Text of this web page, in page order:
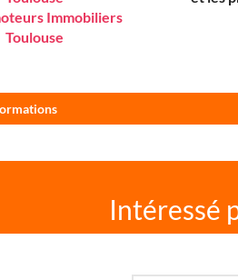
Immobiliers
Toulouse
Intéressé